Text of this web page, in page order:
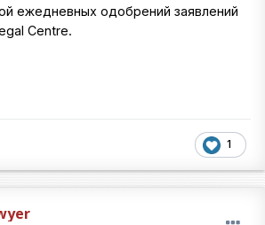
ежедневных одобрений заявлений
Centre.
1